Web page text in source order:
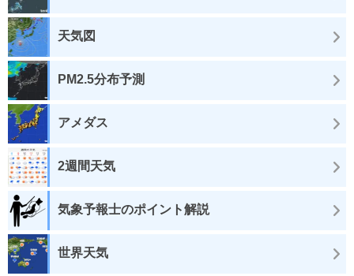
天気図
PM2.5分布予測
アメダス
2週間天気
気象予報士のポイント解説
世界天気